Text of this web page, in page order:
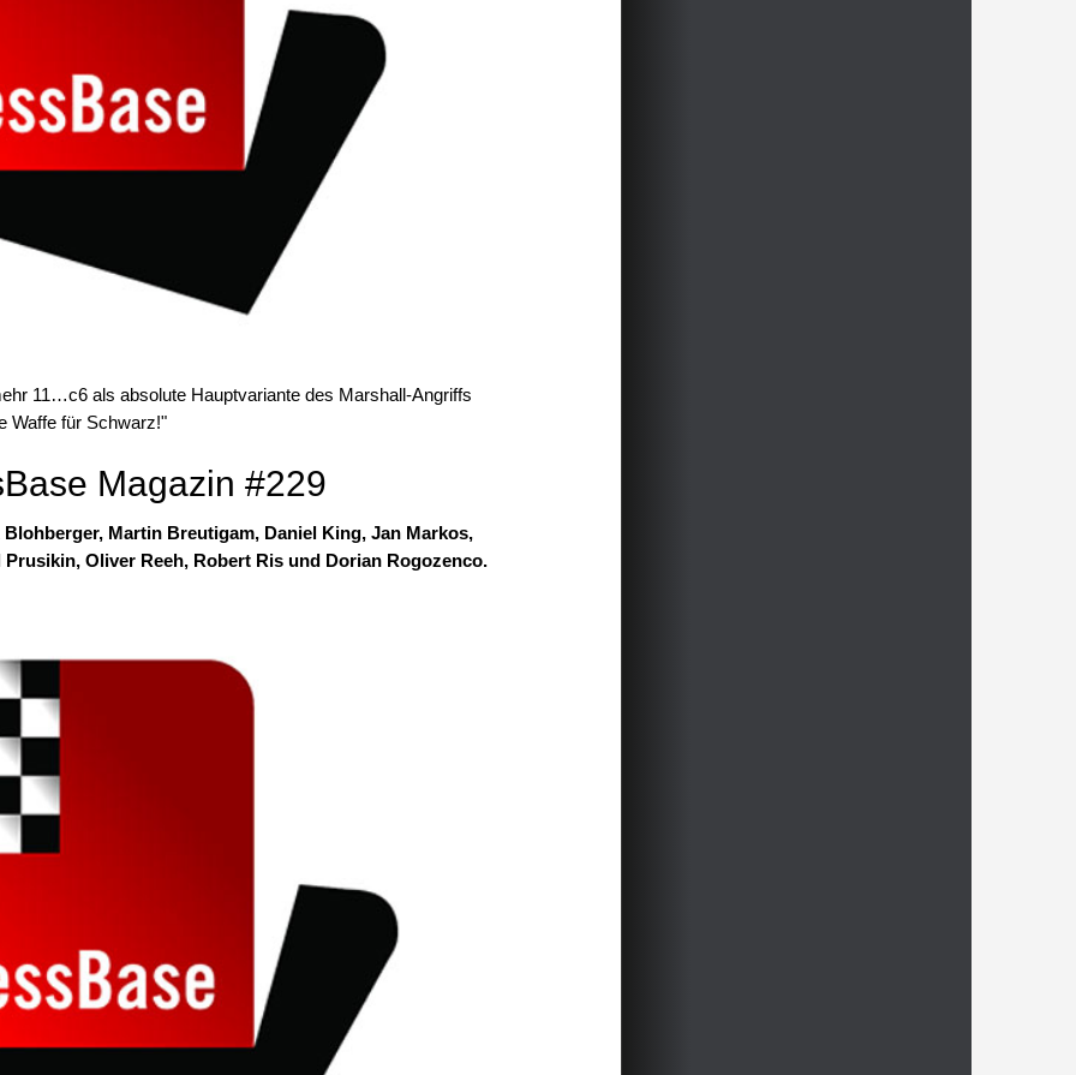
11…c6 als absolute Hauptvariante des Marshall-Angriffs
Waffe für Schwarz!"
Magazin #229
Martin Breutigam, Daniel King, Jan Markos,
Oliver Reeh, Robert Ris und Dorian Rogozenco.